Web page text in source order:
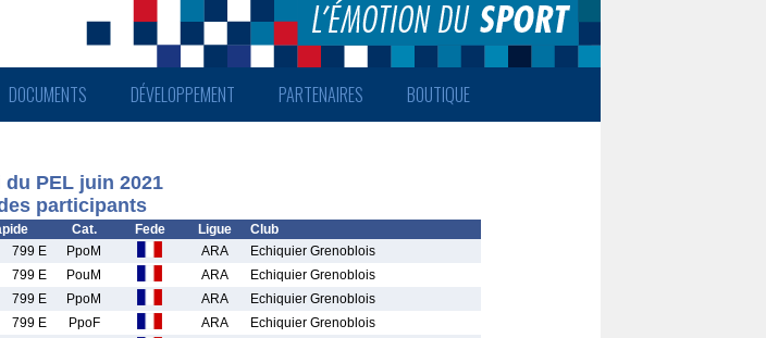
DOCUMENTS DÉVELOPPEMENT PARTENAIRES BOUTIQUE
PEL juin 2021
participants
Cat. Fede Ligue
Club
799 E PpoM ARA
Echiquier Grenoblois
799 E PouM ARA
Echiquier Grenoblois
799 E PpoM ARA
Echiquier Grenoblois
799 E PpoF ARA
Echiquier Grenoblois